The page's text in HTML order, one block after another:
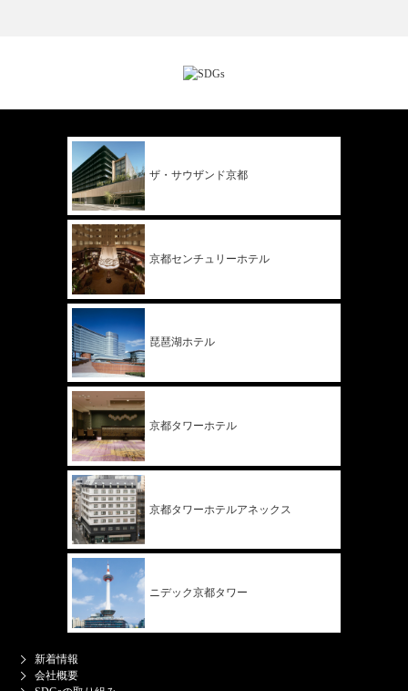
ザ・サウザンド京都
京都センチュリーホテル
琵琶湖ホテル
京都タワーホテル
京都タワーホテルアネックス
ニデック京都タワー
新着情報
会社概要